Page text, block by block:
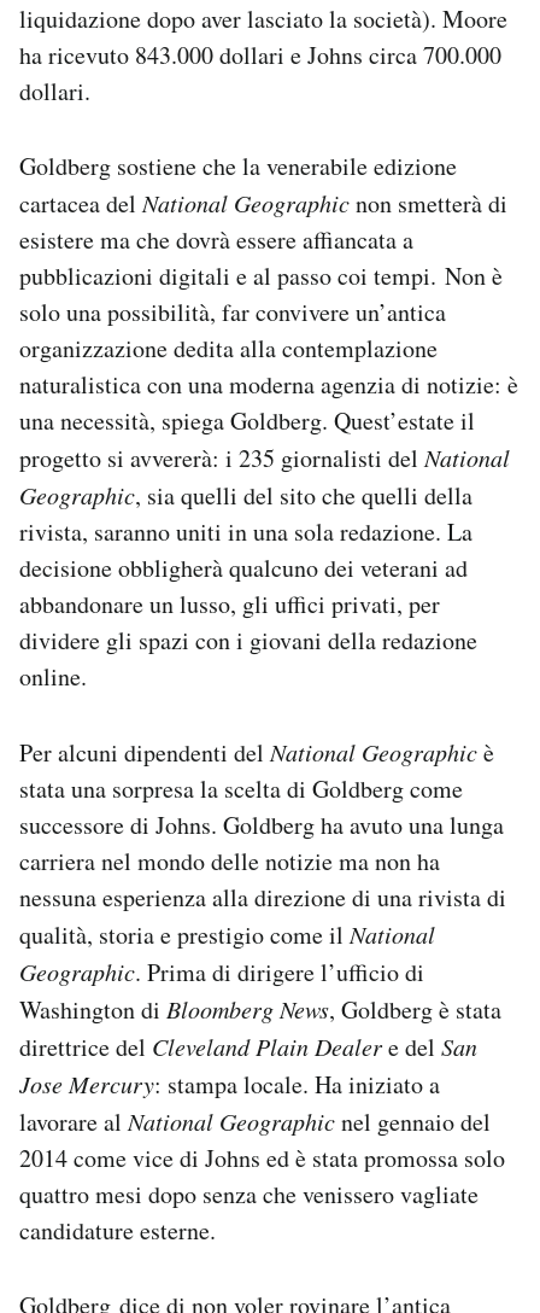
liquidazione dopo aver lasciato la società). Moore
ha ricevuto 843.000 dollari e Johns circa 700.000
dollari.
Goldberg sostiene che la venerabile edizione
cartacea delNational Geographicnon smetterà di
esistere ma che dovrà essere affiancata a
pubblicazioni digitali e al passo coi tempi. Non è
solo una possibilità, far convivere un’antica
organizzazione dedita alla contemplazione
naturalistica con una moderna agenzia di notizie: è
una necessità, spiega Goldberg. Quest’estate il
progetto si avvererà: i 235 giornalisti delNational
Geographic, sia quelli del sito che quelli della
rivista, saranno uniti in una sola redazione. La
decisione obbligherà qualcuno dei veterani ad
abbandonare un lusso, gli uffici privati, per
dividere gli spazi con i giovani della redazione
online.
Per alcuni dipendenti delNational Geographicè
stata una sorpresa la scelta di Goldberg come
successore di Johns. Goldberg ha avuto una lunga
carriera nel mondo delle notizie ma non ha
nessuna esperienza alla direzione di una rivista di
qualità, storia e prestigio come ilNational
Geographic. Prima di dirigere l’ufficio di
Washington di Bloomberg News, Goldberg è stata
direttrice del Cleveland Plain Dealere del San
Jose Mercury: stampa locale. Ha iniziato a
lavorare alNational Geographicnel gennaio del
2014 come vice di Johns ed è stata promossa solo
quattro mesi dopo senza che venissero vagliate
candidature esterne.
Goldberg dice di non voler rovinare l’antica